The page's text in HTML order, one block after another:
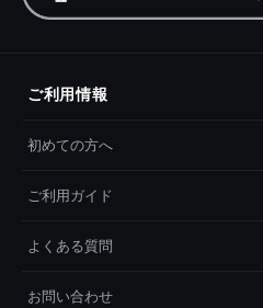
ご利用情報
初めての方へ
ご利用ガイド
よくある質問
お問い合わせ